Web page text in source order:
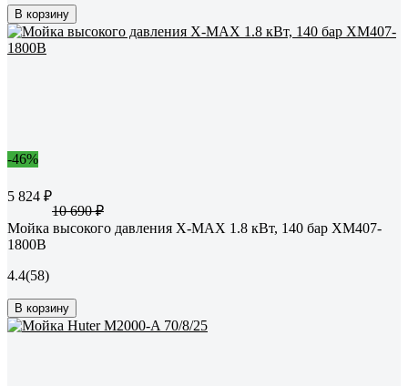
В корзину
-46%
5 824 ₽
10 690 ₽
Мойка высокого давления X-MAX 1.8 кВт, 140 бар XM407-
1800B
4.4(58)
В корзину